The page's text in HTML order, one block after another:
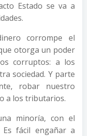
Estado se va a
corrompe el
otorga un poder
corruptos: a los
sociedad. Y parte
robar nuestro
a los tributarios.
minoría, con el
fácil engañar a